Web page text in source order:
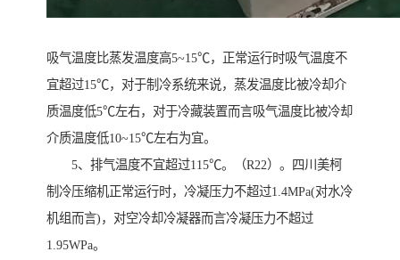
吸气温度比蒸发温度高5~15℃，正常运行时吸气温度不
宜超过15℃，对于制冷系统来说，蒸发温度比被冷却介
质温度低5℃左右，对于冷藏装置而言吸气温度比被冷却
介质温度低10~15℃左右为宜。
5、排气温度不宜超过115℃。（R22）。四川美柯
制冷压缩机正常运行时，冷凝压力不超过1.4MPa(对水冷
机组而言)，对空冷却冷凝器而言冷凝压力不超过
1.95WPa。